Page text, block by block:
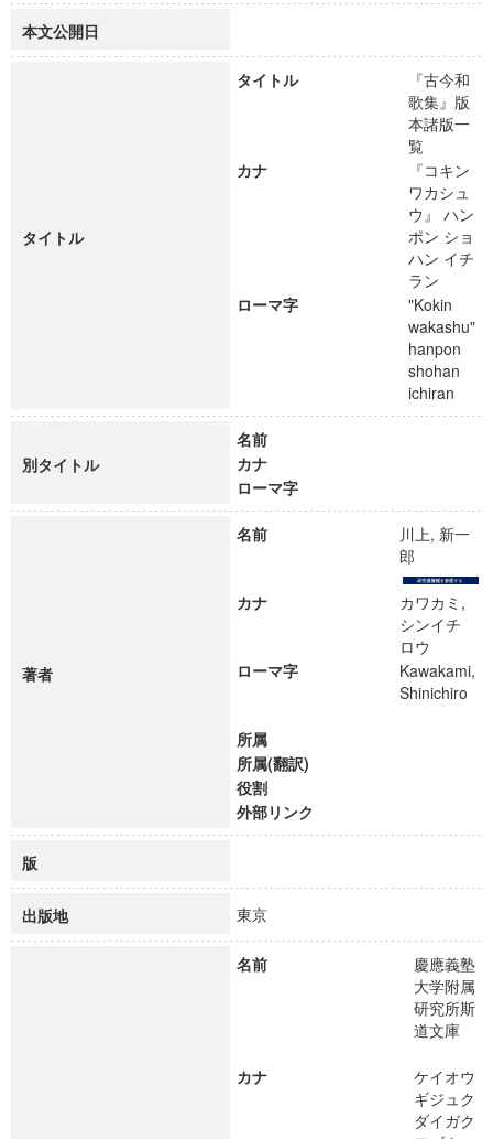
本文公開日
タイトル
タイトル
『古今和
歌集』版
本諸版一
覧
カナ
『コキン
ワカシュ
ウ』 ハン
ポン ショ
ハン イチ
ラン
ローマ字
"Kokin
wakashu"
hanpon
shohan
ichiran
別タイトル
名前
カナ
ローマ字
著者
名前
川上, 新一
郎
カナ
カワカミ,
シンイチ
ロウ
ローマ字
Kawakami,
Shinichiro
所属
所属(翻訳)
役割
外部リンク
版
出版地 東京
名前
慶應義塾
大学附属
研究所斯
道文庫
カナ
ケイオウ
ギジュク
ダイガク